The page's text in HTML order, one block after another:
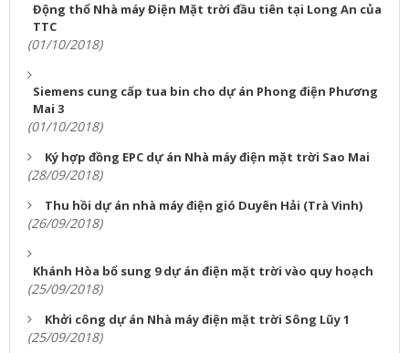
Động thổ Nhà máy Điện Mặt trời đầu tiên tại Long An của
TTC
(01/10/2018)
Siemens cung cấp tua bin cho dự án Phong điện Phương
Mai 3
(01/10/2018)
Ký hợp đồng EPC dự án Nhà máy điện mặt trời Sao Mai
(28/09/2018)
Thu hồi dự án nhà máy điện gió Duyên Hải (Trà Vinh)
(26/09/2018)
Khánh Hòa bổ sung 9 dự án điện mặt trời vào quy hoạch
(25/09/2018)
Khởi công dự án Nhà máy điện mặt trời Sông Lũy 1
(25/09/2018)